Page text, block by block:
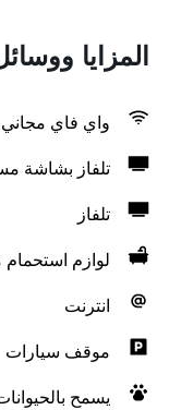
المزايا
واي فاي مجاني
تلفاز بشاشة
تلفاز
لوازم استحمام
انترنت
موقف سيارات
يسمح